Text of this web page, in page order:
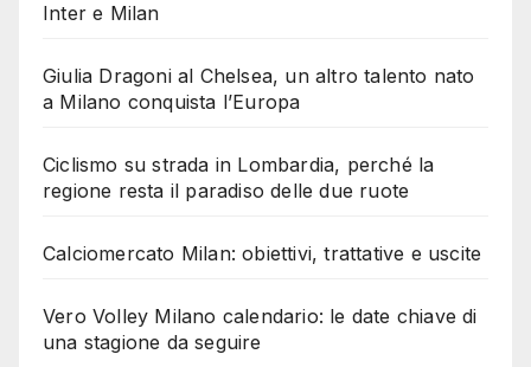
Inter e Milan
Giulia Dragoni al Chelsea, un altro talento nato
a Milano conquista l’Europa
Ciclismo su strada in Lombardia, perché la
regione resta il paradiso delle due ruote
Calciomercato Milan: obiettivi, trattative e uscite
Vero Volley Milano calendario: le date chiave di
una stagione da seguire